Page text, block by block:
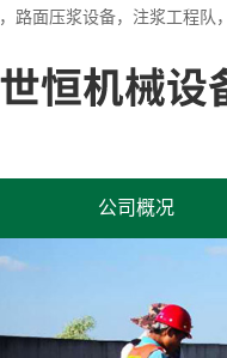
，路面压浆设备，注浆工程队
公司概况